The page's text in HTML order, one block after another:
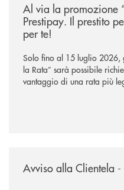
Al via la promozione
Prestipay. Il prestito
per te!
Solo fino al 15 luglio 2026,
la Rata” sarà possibile
vantaggio di una rata più
Avviso alla Clientela